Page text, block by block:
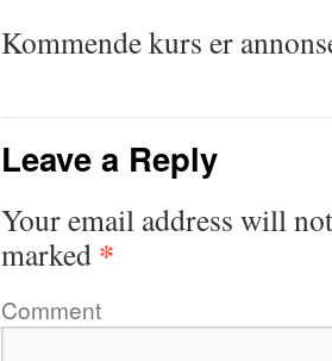
Kommende kurs er
Leave a Reply
Your email address will
marked *
Comment